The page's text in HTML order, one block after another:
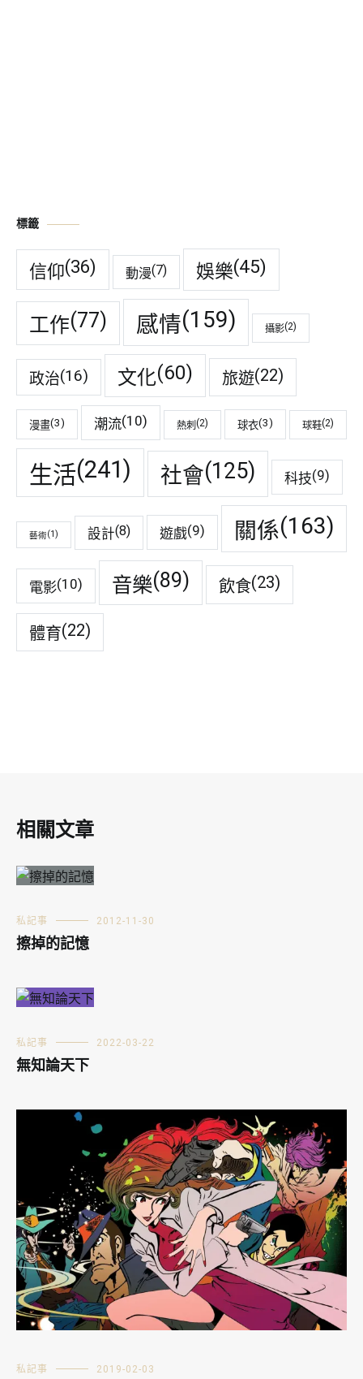
標籤
信仰(36) 動漫(7) 娛樂(45)
工作(77) 感情(159) 攝影(2)
政治(16) 文化(60) 旅遊(22)
漫畫(3) 潮流(10) 熱刺 (2) 球衣(3) 球鞋(2)
生活(241) 社會(125) 科技(9)
藝術(1) 設計(8) 遊戲(9) 關係(163)
電影(10) 音樂(89) 飲食(23)
體育(22)
相關文章
私記事 2012-11-30
擦掉的記憶
私記事 2022-03-22
無知論天下
私記事 2019-02-03